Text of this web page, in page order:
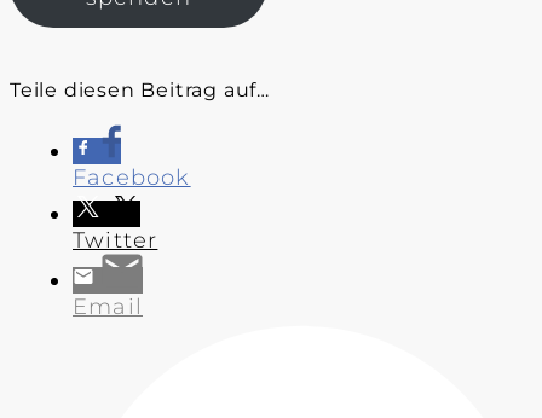
Teile diesen Beitrag auf…
Facebook
Twitter
Email